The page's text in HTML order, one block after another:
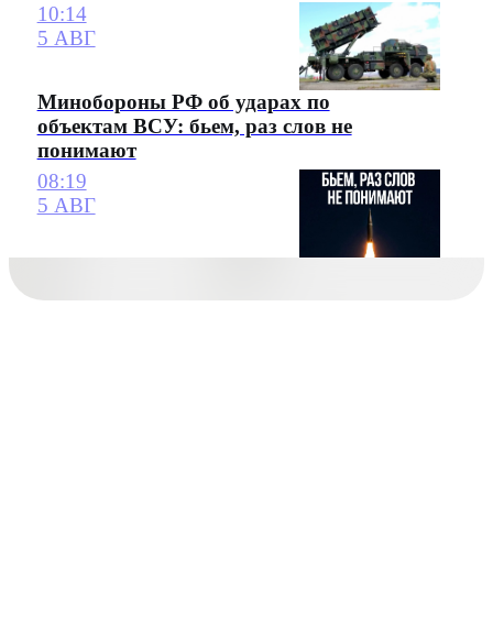
10:14
5 АВГ
Минобороны РФ об ударах по
объектам ВСУ: бьем, раз слов не
понимают
08:19
5 АВГ